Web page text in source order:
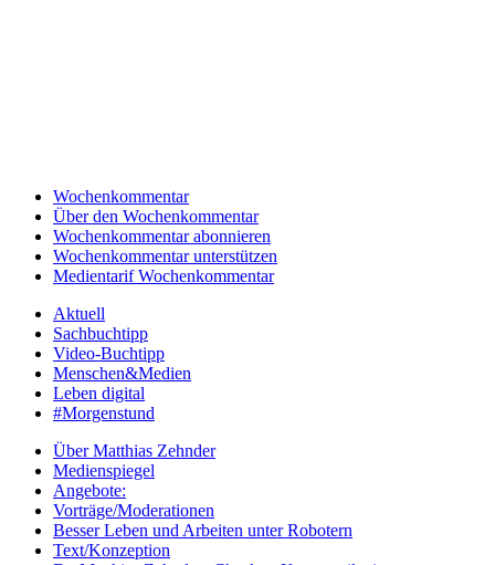
Wochenkommentar
Über den Wochenkommentar
Wochenkommentar abonnieren
Wochenkommentar unterstützen
Medientarif Wochenkommentar
Aktuell
Sachbuchtipp
Video-Buchtipp
Menschen&Medien
Leben digital
#Morgenstund
Über Matthias Zehnder
Medienspiegel
Angebote:
Vorträge/Moderationen
Besser Leben und Arbeiten unter Robotern
Text/Konzeption